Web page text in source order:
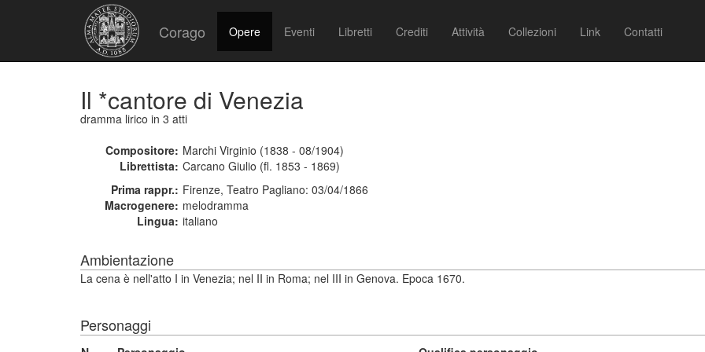
Corago Opere Eventi Libretti Crediti Attività Collezioni Link Contatti
Il *cantore di Venezia
dramma lirico in 3 atti
Compositore: Marchi Virginio (1838 - 08/1904)
Librettista: Carcano Giulio (fl. 1853 - 1869)
Prima rappr.: Firenze, Teatro Pagliano: 03/04/1866
Macrogenere: melodramma
Lingua: italiano
Ambientazione
La cena è nell'atto I in Venezia; nel II in Roma; nel III in Genova. Epoca 1670.
Personaggi